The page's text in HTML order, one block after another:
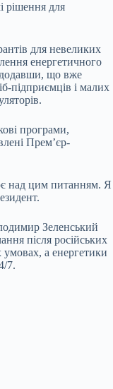
рішення для
для невеликих
енергетичного
додавши, що вже
підприємців і малих
програми,
Прем’єр-
над цим питанням. Я
Зеленський
після російських
умовах, а енергетики
7.